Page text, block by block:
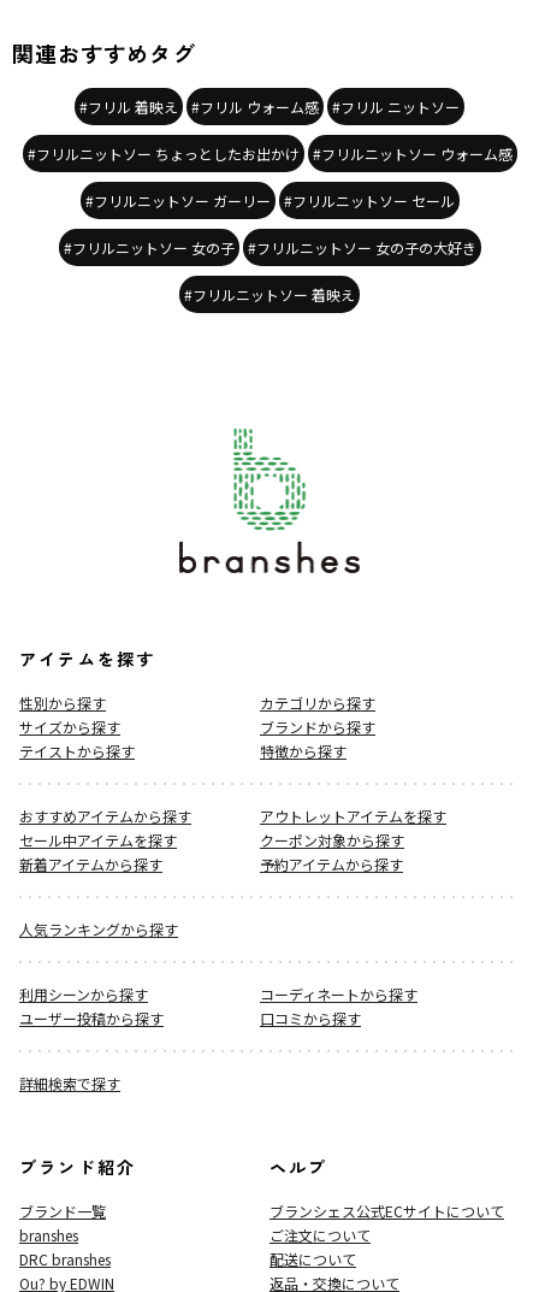
関連おすすめタグ
#フリル 着映え #フリル ウォーム感 #フリル ニットソー
#フリルニットソー ちょっとしたお出かけ #フリルニットソー ウォーム感
#フリルニットソー ガーリー #フリルニットソー セール
#フリルニットソー 女の子 #フリルニットソー 女の子の大好き
#フリルニットソー 着映え
アイテムを探す
性別から探す
カテゴリから探す
サイズから探す
ブランドから探す
テイストから探す
特徴から探す
おすすめアイテムから探す
アウトレットアイテムを探す
セール中アイテムを探す
クーポン対象から探す
新着アイテムから探す
予約アイテムから探す
人気ランキングから探す
利用シーンから探す
コーディネートから探す
ユーザー投稿から探す
口コミから探す
詳細検索で探す
ブランド紹介
ブランド一覧
branshes
DRC branshes
Ou? by EDWIN
ヘルプ
ブランシェス公式ECサイトについて
ご注文について
配送について
返品・交換について